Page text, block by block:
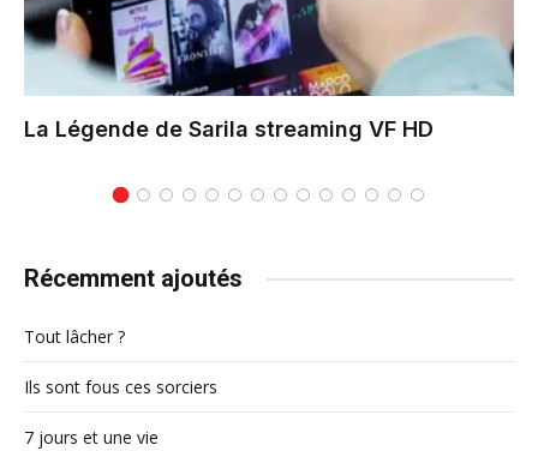
La Légende de Sarila streaming VF HD
Récemment ajoutés
Tout lâcher ?
Ils sont fous ces sorciers
7 jours et une vie